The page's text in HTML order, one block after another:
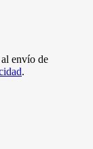
envío de
.